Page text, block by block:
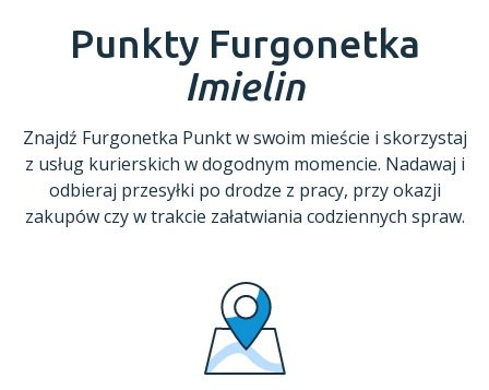
Punkty Furgonetka
Imielin
Znajdź Furgonetka Punkt w swoim mieście i skorzystaj
z usług kurierskich w dogodnym momencie. Nadawaj i
odbieraj przesyłki po drodze z pracy, przy okazji
zakupów czy w trakcie załatwiania codziennych spraw.